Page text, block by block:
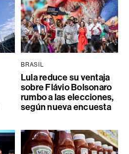
BRASIL
Lula reduce su ventaja
sobre Flávio Bolsonaro
rumbo a las elecciones,
según nueva encuesta